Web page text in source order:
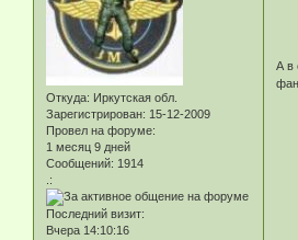
Откуда: Иркутская обл.
Зарегистрирован: 15-12-2009
Провел на форуме:
1 месяц 9 дней
Сообщений: 1914
.:
Последний визит:
Вчера 14:10:16
А в